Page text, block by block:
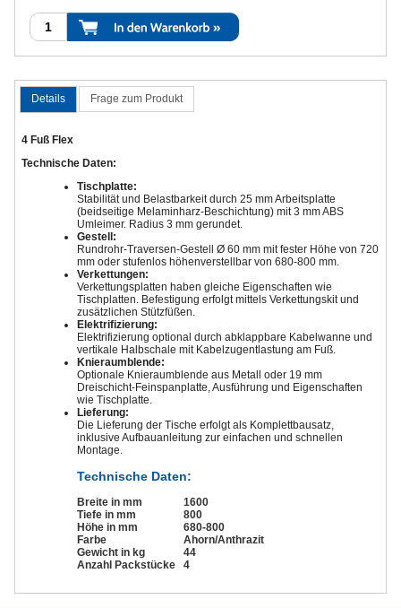
Details Frage zum Produkt
4 Fuß Flex
Technische Daten:
Tischplatte:
Stabilität und Belastbarkeit durch 25 mm Arbeitsplatte
(beidseitige Melaminharz-Beschichtung) mit 3 mm ABS
Umleimer. Radius 3 mm gerundet.
Gestell:
Rundrohr-Traversen-Gestell Ø 60 mm mit fester Höhe von 720
mm oder stufenlos höhenverstellbar von 680-800 mm.
Verkettungen:
Verkettungsplatten haben gleiche Eigenschaften wie
Tischplatten. Befestigung erfolgt mittels Verkettungskit und
zusätzlichen Stützfüßen.
Elektrifizierung:
Elektrifizierung optional durch abklappbare Kabelwanne und
vertikale Halbschale mit Kabelzugentlastung am Fuß.
Knieraumblende:
Optionale Knieraumblende aus Metall oder 19 mm
Dreischicht-Feinspanplatte, Ausführung und Eigenschaften
wie Tischplatte.
Lieferung:
Die Lieferung der Tische erfolgt als Komplettbausatz,
inklusive Aufbauanleitung zur einfachen und schnellen
Montage.
Technische Daten:
Breite in mm
1600
Tiefe in mm
800
Höhe in mm
680-800
Farbe
Ahorn/Anthrazit
Gewicht in kg
44
Anzahl Packstücke
4